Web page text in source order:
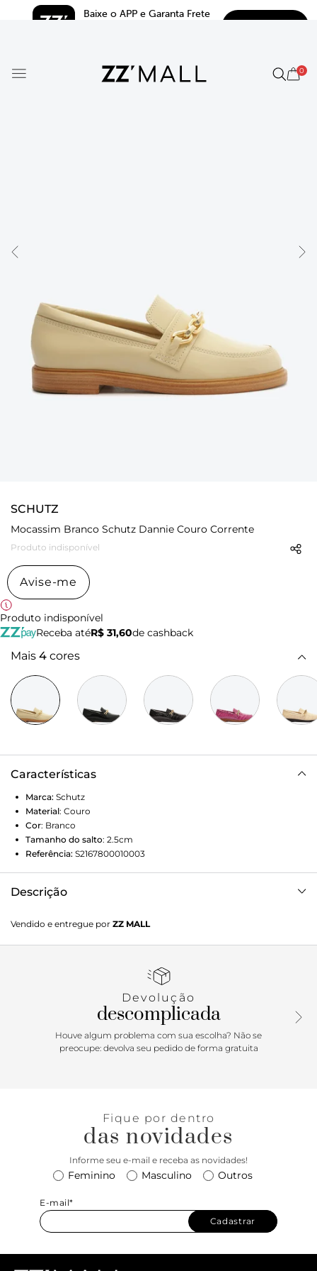
Baixe o APP e Garanta Frete
0
SCHUTZ
Mocassim Branco Schutz Dannie Couro Corrente
Produto indisponível
Avise-me
Produto indisponível
Receba atéR$ 31,60de cashback
Mais 4 cores
Características
Marca: Schutz
Material: Couro
Cor: Branco
Tamanho do salto: 2.5cm
Referência: S2167800010003
Descrição
esse sapato mocassim de couro branco se destaca como
uma aposta elegante e cheia de personalidade. Para
Vendido e entregue por ZZ MALL
Devolução
descomplicada
Houve algum problema com sua escolha? Não se
preocupe: devolva seu pedido de forma gratuita
Fique por dentro
das novidades
Informe seu e-mail e receba as novidades!
Feminino Masculino Outros
E-mail*
Cadastrar